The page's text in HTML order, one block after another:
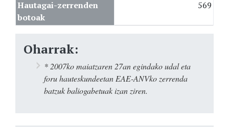
Hautagai-zerrenden
botoak
569
Oharrak:
* 2007ko maiatzaren 27an egindako udal eta
foru hauteskundeetan EAE-ANVko zerrenda
batzuk baliogabetuak izan ziren.